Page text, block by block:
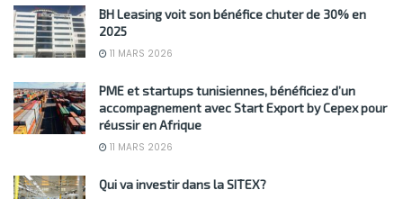
BH Leasing voit son bénéfice chuter de 30% en
2025
11 MARS 2026
PME et startups tunisiennes, bénéficiez d’un
accompagnement avec Start Export by Cepex pour
réussir en Afrique
11 MARS 2026
Qui va investir dans la SITEX?